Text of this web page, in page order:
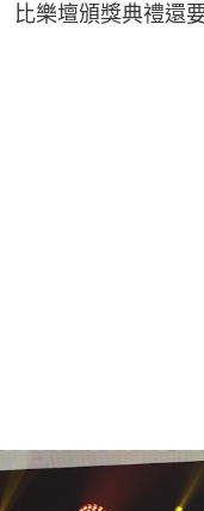
比樂壇頒獎典禮還